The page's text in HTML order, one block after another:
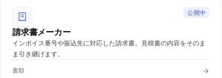
公開中
請求書メーカー
インボイス番号や振込先に対応した請求書。見積書の内容をそのま
ま引き継げます。
書類